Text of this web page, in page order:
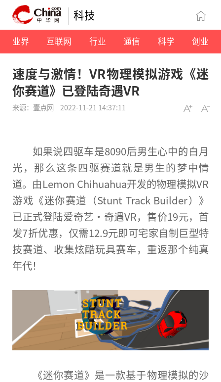
科技
业界 互联网 行业 通信 科学 创业
速度与激情！VR物理模拟游戏《迷
你赛道》已登陆奇遇VR
来源：壹点网 2022-11-21 14:37:11
如果说四驱车是8090后男生心中的白月
光，那么这条四驱赛道就是男生的梦中情
道。由Lemon Chihuahua开发的物理模拟VR
游戏《迷你赛道（Stunt Track Builder）》
已正式登陆爱奇艺·奇遇VR，售价19元，首
发7折优惠，仅需12.9元即可宅家自制巨型特
技赛道、收集炫酷玩具赛车，重返那个纯真
年代！
《迷你赛道》是一款基于物理模拟的沙